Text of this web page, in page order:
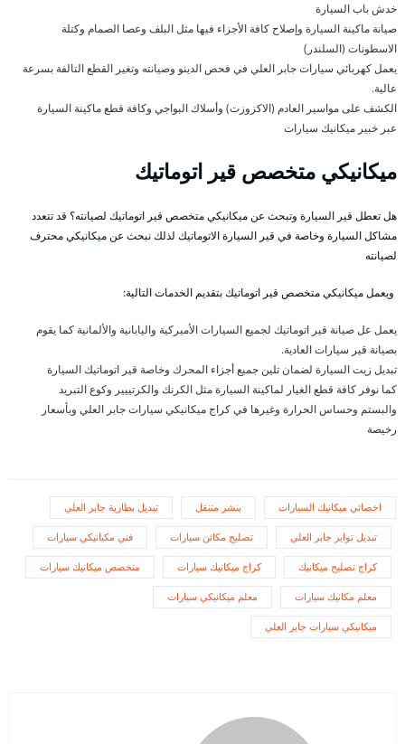
خدش باب السيارة
صيانة ماكينة السيارة وإصلاح كافة الأجزاء فيها مثل البلف وعصا الصمام وكتلة
الاسطونات (السلندر)
يعمل كهربائي سيارات جابر العلي في فحص الدينو وصيانته وتغير القطع التالفة بسرعة
عالية.
الكشف على مواسير العادم (الاكزوزت) وأسلاك البواجي وكافة قطع ماكينة السيارة
عبر خبير ميكانيك سيارات
ميكانيكي متخصص قير اتوماتيك
هل تعطل قير السيارة وتبحث عن ميكانيكي متخصص قير اتوماتيك لصيانته؟ قد تتعدد
مشاكل السيارة وخاصة في قير السيارة الاتوماتيك لذلك نبحث عن ميكانيكي محترف
لصيانته
ويعمل ميكانيكي متخصص قير اتوماتيك بتقديم الخدمات التالية:
يعمل عل صيانة قير اتوماتيك لجميع السيارات الأميركية واليابانية والألمانية كما يقوم
بصيانة قير سيارات العادية.
تبديل زيت السيارة لضمان تلين جميع أجزاء المحرك وخاصة قير اتوماتيك السيارة
كما نوفر كافة قطع الغيار لماكينة السيارة مثل الكرنك والكرتييير وكوع التبريد
والبستم وحساس الحرارة وغيرها في كراج ميكانيكي سيارات جابر العلي وبأسعار
رخيصة
اخصائي ميكانيك السيارات بنشر متنقل تبديل بطارية جابر العلي
تبديل تواير جابر العلي تصليح مكائن سيارات فني مكيانيكي سيارات
كراج تصليح ميكانيك كراج ميكانيك سيارات متخصص ميكانيك سيارات
معلم مكانيك سيارات معلم ميكانيكي سيارات
ميكانيكي سيارات جابر العلي